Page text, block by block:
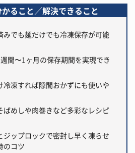
ること／解決できること
みでも麺だけでも冷凍保存が可能
間〜1ヶ月の保存期間を実現でき
冷凍すれば隙間おかずにも使いや
ばめしや肉巻きなど多彩なレシピ
ジップロックで密封し早く凍らせ
のコツ